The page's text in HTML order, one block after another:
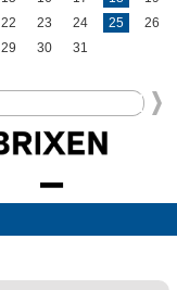
22 23 24 25
26
29 30 31